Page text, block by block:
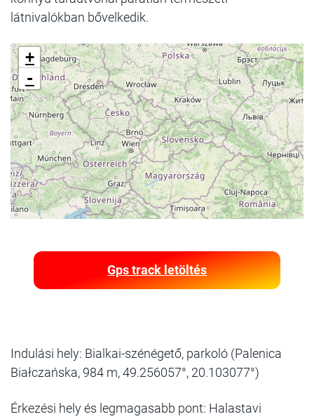
látnivalókban bővelkedik.
+
-
Gps track letöltés
Indulási hely: Bialkai-szénégető, parkoló (Palenica
Białczańska, 984 m, 49.256057°, 20.103077°)
Érkezési hely és legmagasabb pont: Halastavi